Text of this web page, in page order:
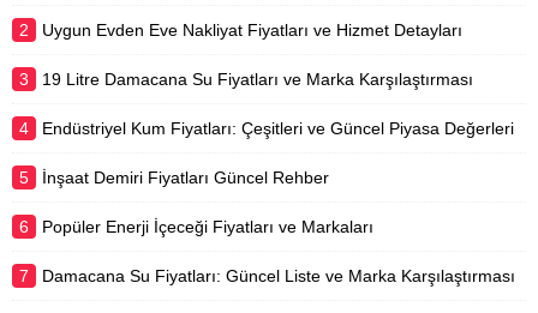
2 Uygun Evden Eve Nakliyat Fiyatları ve Hizmet Detayları
3 19 Litre Damacana Su Fiyatları ve Marka Karşılaştırması
4 Endüstriyel Kum Fiyatları: Çeşitleri ve Güncel Piyasa Değerleri
5 İnşaat Demiri Fiyatları Güncel Rehber
6 Popüler Enerji İçeceği Fiyatları ve Markaları
7 Damacana Su Fiyatları: Güncel Liste ve Marka Karşılaştırması